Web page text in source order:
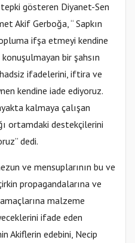
gösteren Diyanet-Sen
Akif Gerboğa, “ Sapkın
ifşa etmeyi kendine
bir şahsın
ifadelerini, iftira ve
kendine iade ediyoruz.
kalmaya çalışan
ortamdaki destekçilerini
dedi.
ve mensuplarının bu ve
propagandalarına ve
malzeme
ifade eden
Akiflerin edebini, Necip